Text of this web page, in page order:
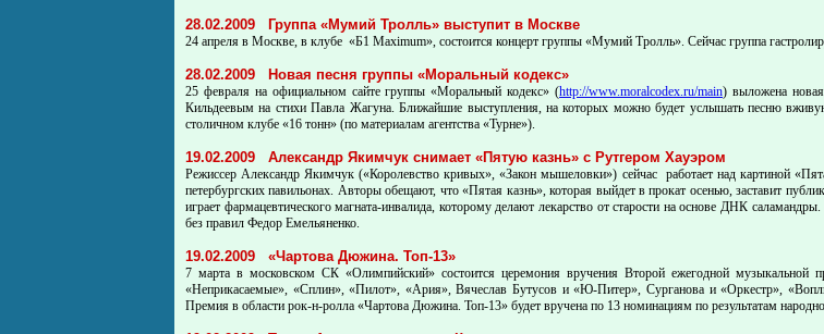
28.02.2009 Группа «Мумий Тролль» выступит в Москве
24 апреля в Москве, в клубе «Б1 Maximum», состоится концерт группы «Мумий Тролль». Сейчас группа
28.02.2009 Новая песня группы «Моральный кодекс»
25 февраля на официальном сайте группы «Моральный кодекс» (http://www.moralcodex.ru/main) выложена
Кильдеевым на стихи Павла Жагуна. Ближайшие выступления, на которых можно будет услышать песню
столичном клубе «16 тонн» (по материалам агентства «Турне»).
19.02.2009 Александр Якимчук снимает «Пятую казнь» с Рутгером Хауэром
Режиссер Александр Якимчук («Королевство кривых», «Закон мышеловки») сейчас работает над картиной
петербургских павильонах. Авторы обещают, что «Пятая казнь», которая выйдет в прокат осенью, заставит
играет фармацевтического магната-инвалида, которому делают лекарство от старости на основе ДНК
без правил Федор Емельяненко.
19.02.2009 «Чартова Дюжина. Топ-13»
7 марта в московском СК «Олимпийский» состоится церемония вручения Второй ежегодной
«Неприкасаемые», «Сплин», «Пилот», «Ария», Вячеслав Бутусов и «Ю-Питер», Сурганова и «Оркестр»,
Премия в области рок-н-ролла «Чартова Дюжина. Топ-13» будет вручена по 13 номинациям по результатам